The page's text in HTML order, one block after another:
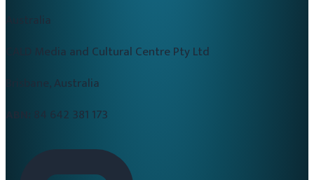
Australia
CALD Media and Cultural Centre Pty Ltd
Brisbane, Australia
84 642 381 173